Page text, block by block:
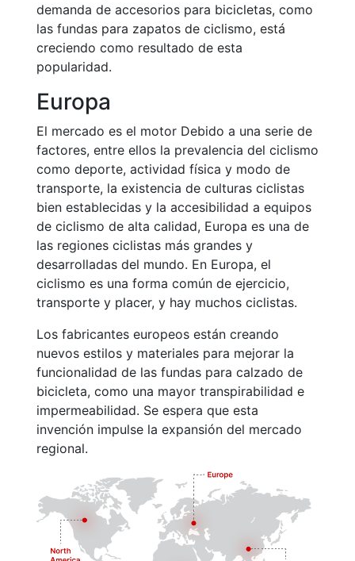
demanda de accesorios para bicicletas, como
las fundas para zapatos de ciclismo, está
creciendo como resultado de esta
popularidad.
Europa
El mercado es el motor Debido a una serie de
factores, entre ellos la prevalencia del ciclismo
como deporte, actividad física y modo de
transporte, la existencia de culturas ciclistas
bien establecidas y la accesibilidad a equipos
de ciclismo de alta calidad, Europa es una de
las regiones ciclistas más grandes y
desarrolladas del mundo. En Europa, el
ciclismo es una forma común de ejercicio,
transporte y placer, y hay muchos ciclistas.
Los fabricantes europeos están creando
nuevos estilos y materiales para mejorar la
funcionalidad de las fundas para calzado de
bicicleta, como una mayor transpirabilidad e
impermeabilidad. Se espera que esta
invención impulse la expansión del mercado
regional.